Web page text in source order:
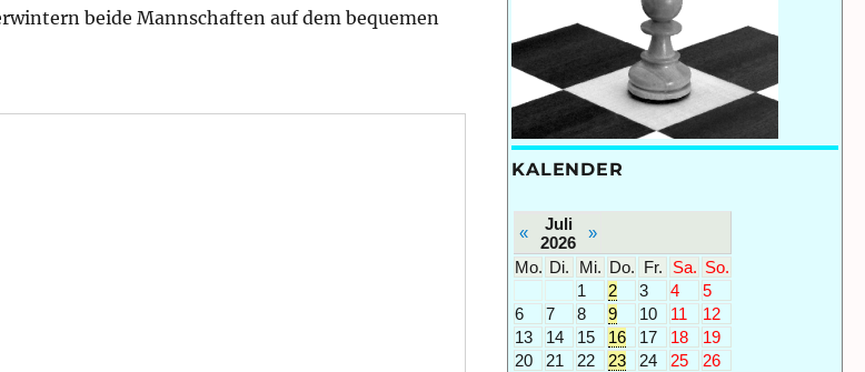
beide Mannschaften auf dem bequemen
KALENDER
«
Juli
2026
»
Mo. Di. Mi. Do. Fr. Sa. So.
1
2 3 4
5
6
7 8 9 10 11
12
13
14 15 16 17 18
19
20
21 22 23 24 25
26